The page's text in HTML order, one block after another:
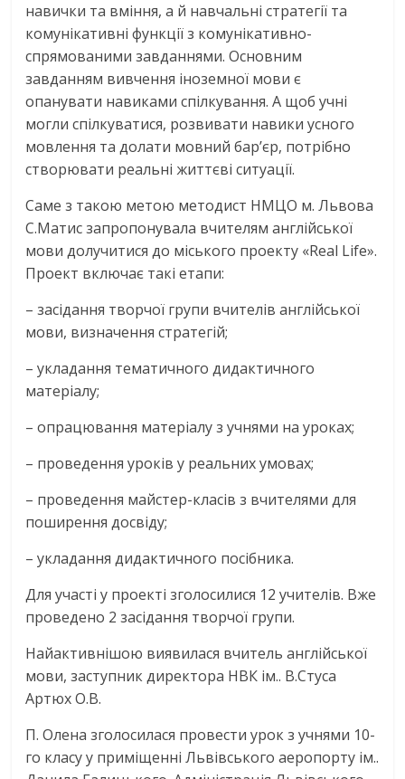
навички та вміння, а й навчальні стратегії та
комунікативні функції з комунікативно-
спрямованими завданнями. Основним
завданням вивчення іноземної мови є
опанувати навиками спілкування. А щоб учні
могли спілкуватися, розвивати навики усного
мовлення та долати мовний бар’єр, потрібно
створювати реальні життєві ситуації.
Саме з такою метою методист НМЦО м. Львова
С.Матис запропонувала вчителям англійської
мови долучитися до міського проекту «Real Life».
Проект включає такі етапи:
– засідання творчої групи вчителів англійської
мови, визначення стратегій;
– укладання тематичного дидактичного
матеріалу;
– опрацювання матеріалу з учнями на уроках;
– проведення уроків у реальних умовах;
– проведення майстер-класів з вчителями для
поширення досвіду;
– укладання дидактичного посібника.
Для участі у проекті зголосилися 12 учителів. Вже
проведено 2 засідання творчої групи.
Найактивнішою виявилася вчитель англійської
мови, заступник директора НВК ім.. В.Стуса
Артюх О.В.
П. Олена зголосилася провести урок з учнями 10-
го класу у приміщенні Львівського аеропорту ім..